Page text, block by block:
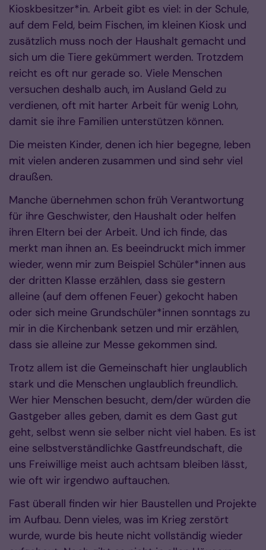
Kioskbesitzer*in. Arbeit gibt es viel: in der Schule,
auf dem Feld, beim Fischen, im kleinen Kiosk und
zusätzlich muss noch der Haushalt gemacht und
sich um die Tiere gekümmert werden. Trotzdem
reicht es oft nur gerade so. Viele Menschen
versuchen deshalb auch, im Ausland Geld zu
verdienen, oft mit harter Arbeit für wenig Lohn,
damit sie ihre Familien unterstützen können.
Die meisten Kinder, denen ich hier begegne, leben
mit vielen anderen zusammen und sind sehr viel
draußen.
Manche übernehmen schon früh Verantwortung
für ihre Geschwister, den Haushalt oder helfen
ihren Eltern bei der Arbeit. Und ich finde, das
merkt man ihnen an. Es beeindruckt mich immer
wieder, wenn mir zum Beispiel Schüler*innen aus
der dritten Klasse erzählen, dass sie gestern
alleine (auf dem offenen Feuer) gekocht haben
oder sich meine Grundschüler*innen sonntags zu
mir in die Kirchenbank setzen und mir erzählen,
dass sie alleine zur Messe gekommen sind.
Trotz allem ist die Gemeinschaft hier unglaublich
stark und die Menschen unglaublich freundlich.
Wer hier Menschen besucht, dem/der würden die
Gastgeber alles geben, damit es dem Gast gut
geht, selbst wenn sie selber nicht viel haben. Es ist
eine selbstverständlichke Gastfreundschaft, die
uns Freiwillige meist auch achtsam bleiben lässt,
wie oft wir irgendwo auftauchen.
Fast überall finden wir hier Baustellen und Projekte
im Aufbau. Denn vieles, was im Krieg zerstört
wurde, wurde bis heute nicht vollständig wieder